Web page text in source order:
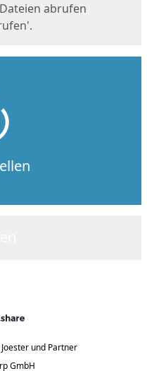
abrufen
Joester und Partner
GmbH